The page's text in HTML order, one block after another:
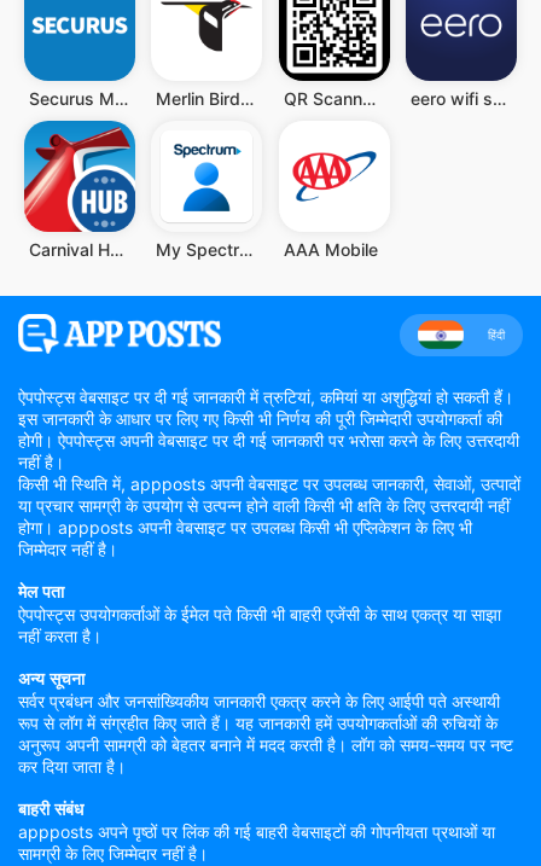
Securus Mobile Merlin Bird ID QR Scanner - Barcode Scanner eero wifi system
Carnival HUB My Spectrum AAA Mobile
हिंदी
ऐपपोस्ट्स वेबसाइट पर दी गई जानकारी में त्रुटियां, कमियां या अशुद्धियां हो सकती हैं।
इस जानकारी के आधार पर लिए गए किसी भी निर्णय की पूरी जिम्मेदारी उपयोगकर्ता की
होगी। ऐपपोस्ट्स अपनी वेबसाइट पर दी गई जानकारी पर भरोसा करने के लिए उत्तरदायी
नहीं है।
किसी भी स्थिति में, appposts अपनी वेबसाइट पर उपलब्ध जानकारी, सेवाओं, उत्पादों
या प्रचार सामग्री के उपयोग से उत्पन्न होने वाली किसी भी क्षति के लिए उत्तरदायी नहीं
होगा। appposts अपनी वेबसाइट पर उपलब्ध किसी भी एप्लिकेशन के लिए भी
जिम्मेदार नहीं है।
मेल पता
ऐपपोस्ट्स उपयोगकर्ताओं के ईमेल पते किसी भी बाहरी एजेंसी के साथ एकत्र या साझा
नहीं करता है।
अन्य सूचना
सर्वर प्रबंधन और जनसांख्यिकीय जानकारी एकत्र करने के लिए आईपी पते अस्थायी
रूप से लॉग में संग्रहीत किए जाते हैं। यह जानकारी हमें उपयोगकर्ताओं की रुचियों के
अनुरूप अपनी सामग्री को बेहतर बनाने में मदद करती है। लॉग को समय-समय पर नष्ट
कर दिया जाता है।
बाहरी संबंध
appposts अपने पृष्ठों पर लिंक की गई बाहरी वेबसाइटों की गोपनीयता प्रथाओं या
सामग्री के लिए जिम्मेदार नहीं है।